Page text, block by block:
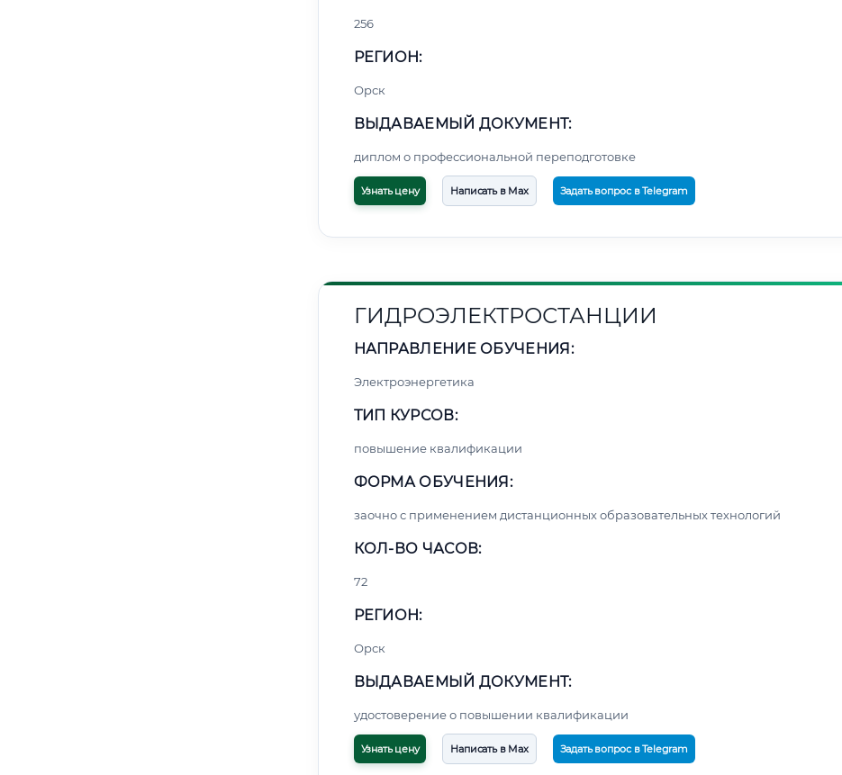
256
РЕГИОН:
Орск
ВЫДАВАЕМЫЙ ДОКУМЕНТ:
диплом о профессиональной переподготовке
Узнать цену Написать в Max Задать вопрос в Telegram
ГИДРОЭЛЕКТРОСТАНЦИИ
НАПРАВЛЕНИЕ ОБУЧЕНИЯ:
Электроэнергетика
ТИП КУРСОВ:
повышение квалификации
ФОРМА ОБУЧЕНИЯ:
заочно с применением дистанционных образовательных технологий
КОЛ-ВО ЧАСОВ:
72
РЕГИОН:
Орск
ВЫДАВАЕМЫЙ ДОКУМЕНТ:
удостоверение о повышении квалификации
Узнать цену Написать в Max Задать вопрос в Telegram